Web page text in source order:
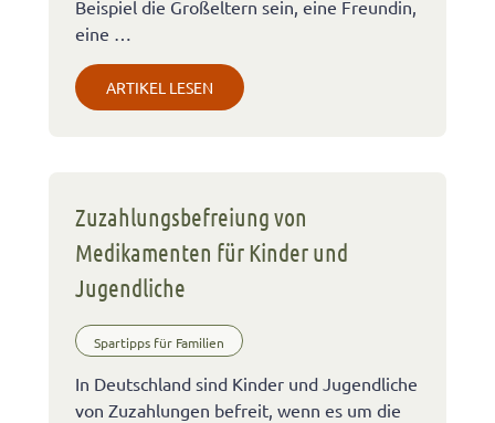
Beispiel die Großeltern sein, eine Freundin,
eine …
ARTIKEL LESEN
Zuzahlungsbefreiung von
Medikamenten für Kinder und
Jugendliche
Spartipps für Familien
In Deutschland sind Kinder und Jugendliche
von Zuzahlungen befreit, wenn es um die